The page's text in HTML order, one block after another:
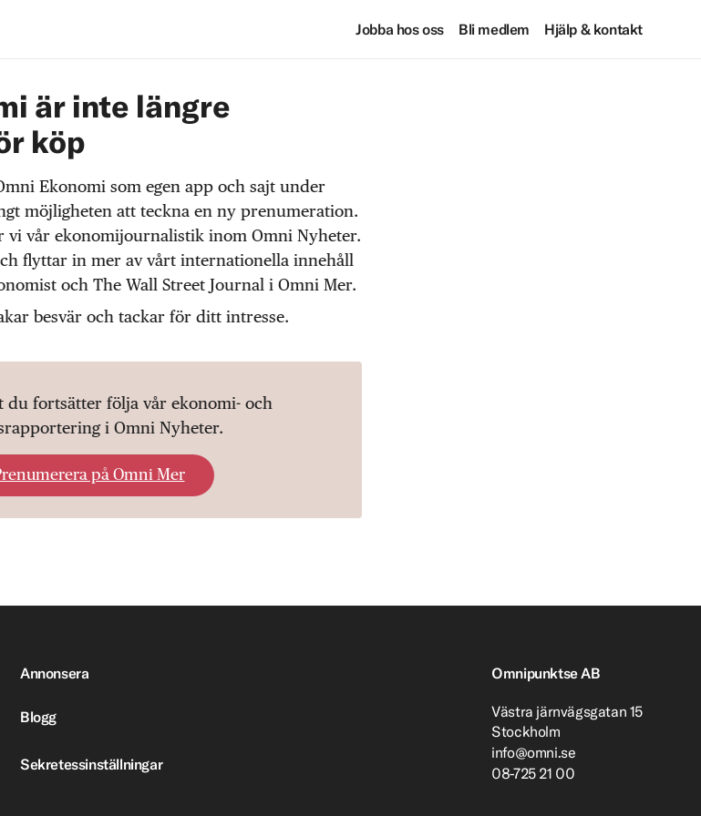
Jobba hos oss Bli medlem Hjälp & kontakt
är inte längre
köp
Ekonomi som egen app och sajt under
möjligheten att teckna en ny prenumeration.
vi vår ekonomijournalistik inom Omni Nyheter.
flyttar in mer av vårt internationella innehåll
och The Wall Street Journal i Omni Mer.
besvär och tackar för ditt intresse.
du fortsätter följa vår ekonomi- och
i Omni Nyheter.
på Omni Mer
Annonsera
Blogg
Sekretessinställningar
Omnipunktse AB
Västra järnvägsgatan 15
Stockholm
info@omni.se
08-725 21 00